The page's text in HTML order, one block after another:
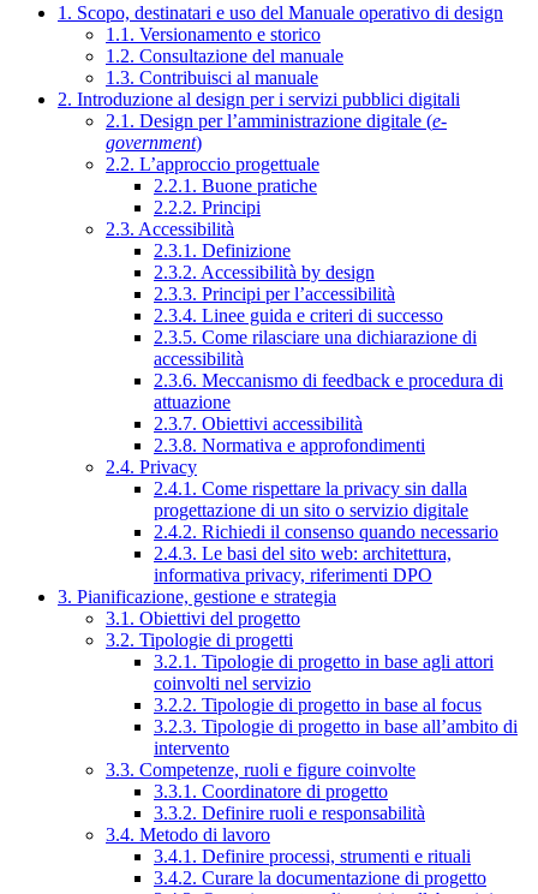
1. Scopo, destinatari e uso del Manuale operativo di design
1.1. Versionamento e storico
1.2. Consultazione del manuale
1.3. Contribuisci al manuale
2. Introduzione al design per i servizi pubblici digitali
2.1. Design per l’amministrazione digitale (e-
government)
2.2. L’approccio progettuale
2.2.1. Buone pratiche
2.2.2. Principi
2.3. Accessibilità
2.3.1. Definizione
2.3.2. Accessibilità by design
2.3.3. Principi per l’accessibilità
2.3.4. Linee guida e criteri di successo
2.3.5. Come rilasciare una dichiarazione di
accessibilità
2.3.6. Meccanismo di feedback e procedura di
attuazione
2.3.7. Obiettivi accessibilità
2.3.8. Normativa e approfondimenti
2.4. Privacy
2.4.1. Come rispettare la privacy sin dalla
progettazione di un sito o servizio digitale
2.4.2. Richiedi il consenso quando necessario
2.4.3. Le basi del sito web: architettura,
informativa privacy, riferimenti DPO
3. Pianificazione, gestione e strategia
3.1. Obiettivi del progetto
3.2. Tipologie di progetti
3.2.1. Tipologie di progetto in base agli attori
coinvolti nel servizio
3.2.2. Tipologie di progetto in base al focus
3.2.3. Tipologie di progetto in base all’ambito di
intervento
3.3. Competenze, ruoli e figure coinvolte
3.3.1. Coordinatore di progetto
3.3.2. Definire ruoli e responsabilità
3.4. Metodo di lavoro
3.4.1. Definire processi, strumenti e rituali
3.4.2. Curare la documentazione di progetto